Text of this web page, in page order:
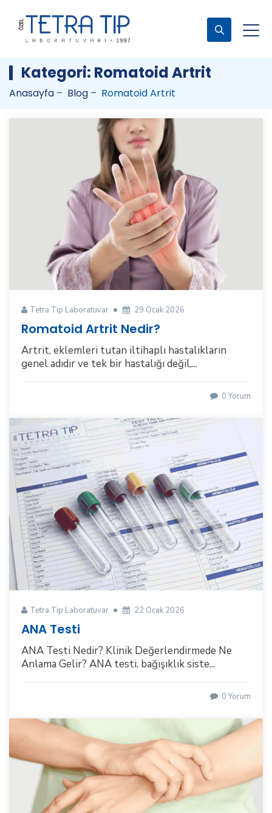
Kategori: Romatoid Artrit
Anasayfa – Blog – Romatoid Artrit
Tetra Tıp Laboratuvar 29 Ocak 2026
Romatoid Artrit Nedir?
Artrit, eklemleri tutan iltihaplı hastalıkların
genel adıdır ve tek bir hastalığı değil,...
0 Yorum
Tetra Tıp Laboratuvar 22 Ocak 2026
ANA Testi
ANA Testi Nedir? Klinik Değerlendirmede Ne
Anlama Gelir? ANA testi, bağışıklık siste...
0 Yorum